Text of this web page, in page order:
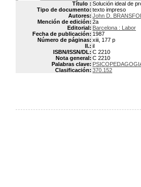
Título : Solución ideal de
Tipo de documento: texto impreso
Autores: John D.
Mención de edición: 2a
Editorial: Barcelona : Labor
Fecha de publicación: 1987
Número de páginas: xiii, 177 p
Il.: il
ISBN/ISSN/DL: C 2210
Nota general: C 2210
Palabras clave:
Clasificación: 370.152